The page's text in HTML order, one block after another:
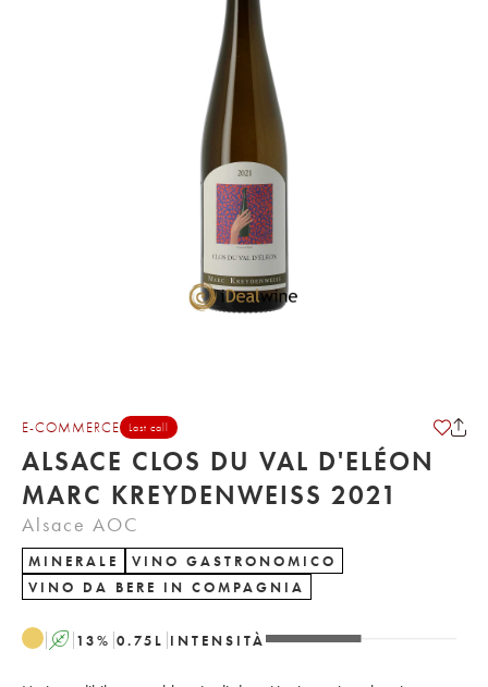
E-COMMERCE Last call
ALSACE CLOS DU VAL D'ELÉON
MARC KREYDENWEISS 2021
Alsace AOC
MINERALE
VINO GASTRONOMICO
VINO DA BERE IN COMPAGNIA
A 13% 0.75 L INTENSITÀ